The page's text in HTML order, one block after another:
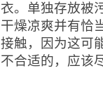
衣。单独存放被
干燥凉爽并有恰
接触，因为这可
不合适的，应该